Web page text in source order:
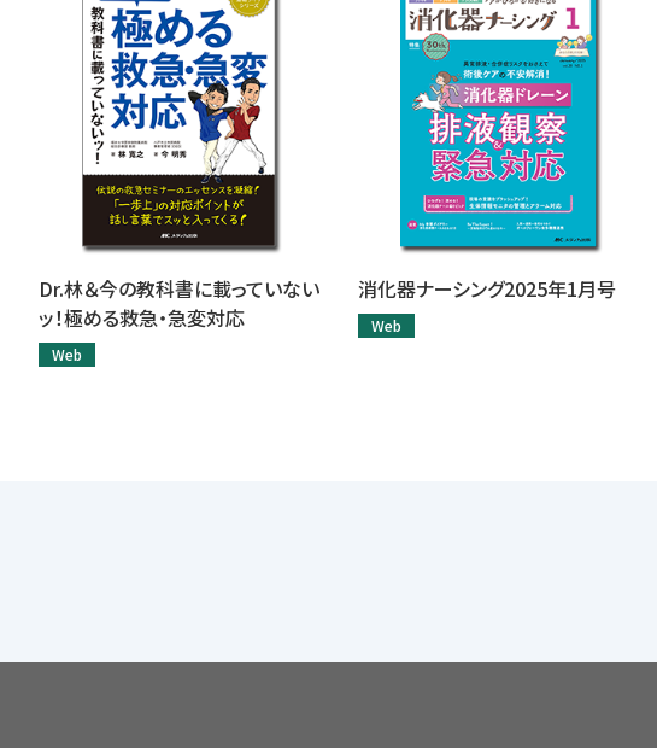
Dr.林＆今の教科書に載っていない
ッ！極める救急・急変対応
Web
消化器ナーシング2025年1月号
Web